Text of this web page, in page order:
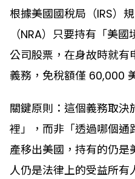
根據美國國稅局（IRS）
（NRA）只要持有「美
公司股票，在身故時就有
義務，免稅額僅 60,000
關鍵原則：這個義務取決
裡」，而非「透過哪個通
產移出美國，持有的仍是
人仍是法律上的受益所有